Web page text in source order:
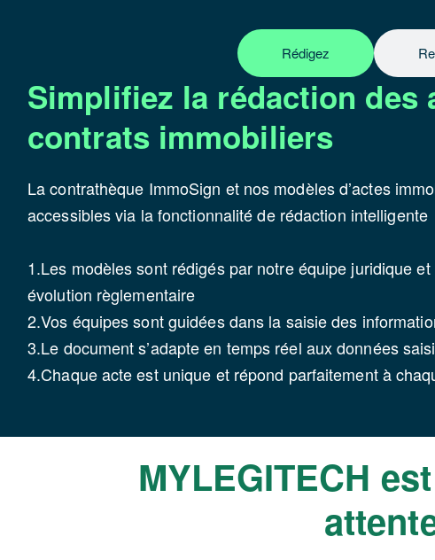
Rédigez
Simplifiez la rédaction des
contrats immobiliers
La contrathèque ImmoSign et nos modèles d’actes
accessibles via la fonctionnalité de rédaction intelligente
1.Les modèles sont rédigés par notre équipe juridique
évolution règlementaire
2.Vos équipes sont guidées dans la saisie des
3.Le document s’adapte en temps réel aux données
4.Chaque acte est unique et répond parfaitement à
MYLEGITECH